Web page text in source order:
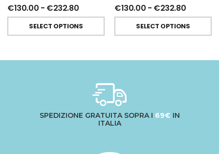
€130.00 - €232.80
SELECT OPTIONS
€130.00 - €232.80
SELECT OPTIONS
SPEDIZIONE GRATUITA SOPRA I 69€ IN
ITALIA